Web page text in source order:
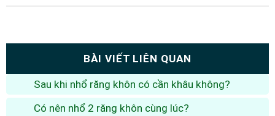
BÀI VIẾT LIÊN QUAN
Sau khi nhổ răng khôn có cần khâu không?
Có nên nhổ 2 răng khôn cùng lúc?